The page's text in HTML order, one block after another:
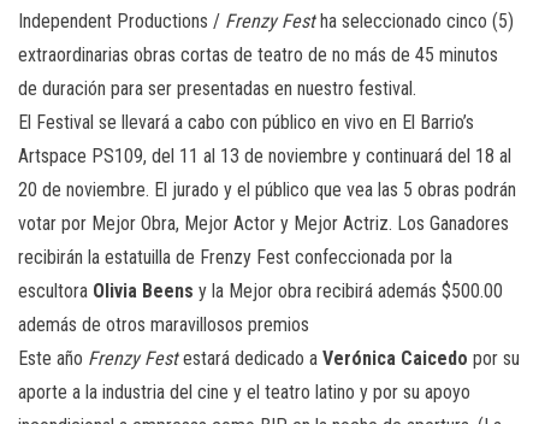
Independent Productions / Frenzy Festha seleccionado cinco (5)
extraordinarias obras cortas de teatro de no más de 45 minutos
de duración para ser presentadas en nuestro festival.
El Festival se llevará a cabo con público en vivo en El Barrio’s
Artspace PS109, del 11 al 13 de noviembre y continuará del 18 al
20 de noviembre. El jurado y el público que vea las 5 obras podrán
votar por Mejor Obra, Mejor Actor y Mejor Actriz. Los Ganadores
recibirán la estatuilla de Frenzy Fest confeccionada por la
escultora Olivia Beens y la Mejor obra recibirá además $500.00
además de otros maravillosos premios
Este año Frenzy Festestará dedicado a Verónica Caicedo por su
aporte a la industria del cine y el teatro latino y por su apoyo